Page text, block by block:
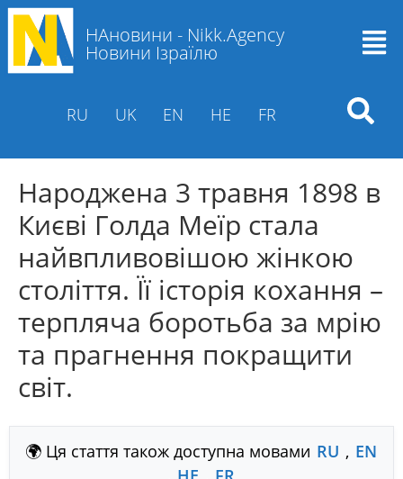
НАновини - Nikk.Agency
Новини Ізраїлю
RU UK EN HE FR
Народжена 3 травня 1898 в
Києві Голда Меїр стала
найвпливовішою жінкою
століття. Її історія кохання –
терпляча боротьба за мрію
та прагнення покращити
світ.
🌍 Ця стаття також доступна мовами RU , EN